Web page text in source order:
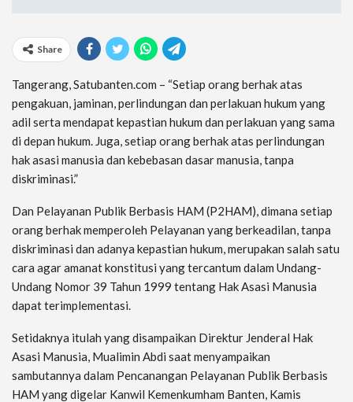
Share
Tangerang, Satubanten.com – “Setiap orang berhak atas
pengakuan, jaminan, perlindungan dan perlakuan hukum yang
adil serta mendapat kepastian hukum dan perlakuan yang sama
di depan hukum. Juga, setiap orang berhak atas perlindungan
hak asasi manusia dan kebebasan dasar manusia, tanpa
diskriminasi.”
Dan Pelayanan Publik Berbasis HAM (P2HAM), dimana setiap
orang berhak memperoleh Pelayanan yang berkeadilan, tanpa
diskriminasi dan adanya kepastian hukum, merupakan salah satu
cara agar amanat konstitusi yang tercantum dalam Undang-
Undang Nomor 39 Tahun 1999 tentang Hak Asasi Manusia
dapat terimplementasi.
Setidaknya itulah yang disampaikan Direktur Jenderal Hak
Asasi Manusia, Mualimin Abdi saat menyampaikan
sambutannya dalam Pencanangan Pelayanan Publik Berbasis
HAM yang digelar Kanwil Kemenkumham Banten, Kamis